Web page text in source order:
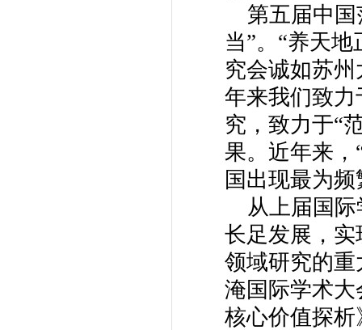
第五届中国
当”。“养天
究会诚如苏
年来我们致
究，致力于“
果。近年来，
国出现最为
从上届国际
长足发展，
领域研究的重
淹国际学术大
核心价值探析